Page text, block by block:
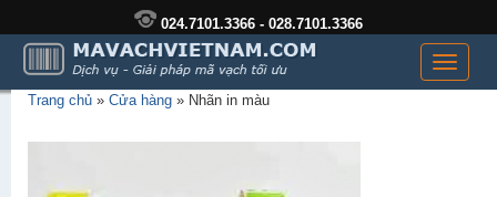
024.7101.3366 - 028.7101.3366
Toggle
Trang chủ » Cửa hàng » Nhãn in màu